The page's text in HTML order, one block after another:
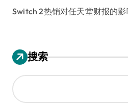
Switch 2热销对任天堂财报的影
搜索